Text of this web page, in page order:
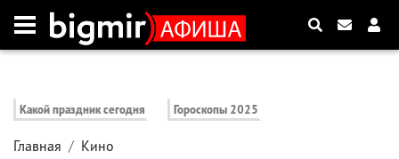
Какой праздник сегодня Гороскопы 2025
Главная Кино